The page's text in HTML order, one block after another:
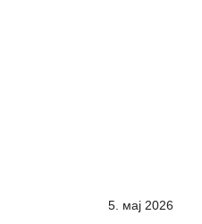
5. мај 2026